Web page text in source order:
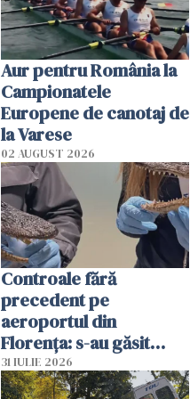
Aur pentru România la
Campionatele
Europene de canotaj de
la Varese
02 AUGUST 2026
Controale fără
precedent pe
aeroportul din
Florența: s-au găsit
capete de aligator și o
sumă imensă de bani
31 IULIE 2026